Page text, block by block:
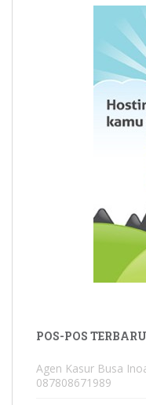
POS-POS TERBARU
Agen Kasur Busa
087808671989